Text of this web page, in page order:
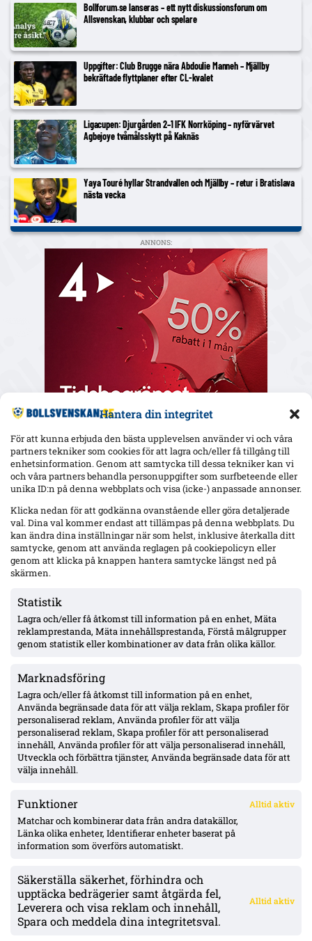
Hantera din integritet
För att kunna erbjuda den bästa upplevelsen använder vi och våra
partners tekniker som cookies för att lagra och/eller få tillgång till
enhetsinformation. Genom att samtycka till dessa tekniker kan vi
och våra partners behandla personuppgifter som surfbeteende eller
unika ID:n på denna webbplats och visa (icke-) anpassade annonser.
Klicka nedan för att godkänna ovanstående eller göra detaljerade
val. Dina val kommer endast att tillämpas på denna webbplats. Du
kan ändra dina inställningar när som helst, inklusive återkalla ditt
samtycke, genom att använda reglagen på cookiepolicyn eller
genom att klicka på knappen hantera samtycke längst ned på
skärmen.
Statistik
Lagra och/eller få åtkomst till information på en enhet, Mäta
reklamprestanda, Mäta innehållsprestanda, Förstå målgrupper
genom statistik eller kombinationer av data från olika källor.
Marknadsföring
Lagra och/eller få åtkomst till information på en enhet,
Använda begränsade data för att välja reklam, Skapa profiler för
personaliserad reklam, Använda profiler för att välja
personaliserad reklam, Skapa profiler för att personaliserad
innehåll, Använda profiler för att välja personaliserad innehåll,
Utveckla och förbättra tjänster, Använda begränsade data för att
välja innehåll.
Funktioner Alltid aktiv
Matchar och kombinerar data från andra datakällor,
Länka olika enheter, Identifierar enheter baserat på
information som överförs automatiskt.
Säkerställa säkerhet, förhindra och
upptäcka bedrägerier samt åtgärda fel,
Leverera och visa reklam och innehåll,
Spara och meddela dina integritetsval.
Alltid aktiv
Bollforum.se lanseras – ett nytt diskussionsforum om
Allsvenskan, klubbar och spelare
Uppgifter: Club Brugge nära Abdoulie Manneh – Mjällby
bekräftade flyttplaner efter CL-kvalet
Ligacupen: Djurgården 2–1 IFK Norrköping – nyförvärvet
Agbejoye tvåmålsskytt på Kaknäs
Yaya Touré hyllar Strandvallen och Mjällby – retur i Bratislava
nästa vecka
ANNONS:
Senaste
Norrköping i Ligacupen
Mjällby mot rekordresultat – 56 mkr eget kapital; ”Allsvenskan
Häcken: Seger klar med rehab – tillbaka efter tre månaders
knäskada, siktar på hösten
Hammarbys Hahn efter nollan borta mot Rakow – avfärdar
formsvacka, retur 13 augusti
Efter skrivbordsförlusten: Kalmar och Ljungskile i
föreningssamarbete – gör Tyrén spelklar för resten av
Superettan
ÖVERSIKT
Nyheter & Reportage
Spelarbetyg
KONTAKT
kontakt@bollsvenskan.se
redaktionen@bollsvenskan.se
jobb@bollsvenskan.se